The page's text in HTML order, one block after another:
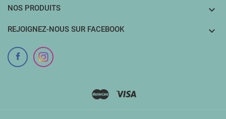
NOS PRODUITS 
REJOIGNEZ-NOUS SUR FACEBOOK 